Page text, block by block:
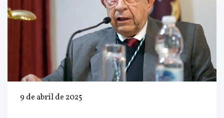
9 de abril de 2025